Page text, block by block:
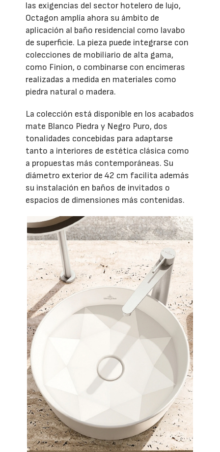
las exigencias del sector hotelero de lujo,
Octagon amplía ahora su ámbito de
aplicación al baño residencial como lavabo
de superficie. La pieza puede integrarse con
colecciones de mobiliario de alta gama,
como Finion, o combinarse con encimeras
realizadas a medida en materiales como
piedra natural o madera.
La colección está disponible en los acabados
mate Blanco Piedra y Negro Puro, dos
tonalidades concebidas para adaptarse
tanto a interiores de estética clásica como
a propuestas más contemporáneas. Su
diámetro exterior de 42 cm facilita además
su instalación en baños de invitados o
espacios de dimensiones más contenidas.